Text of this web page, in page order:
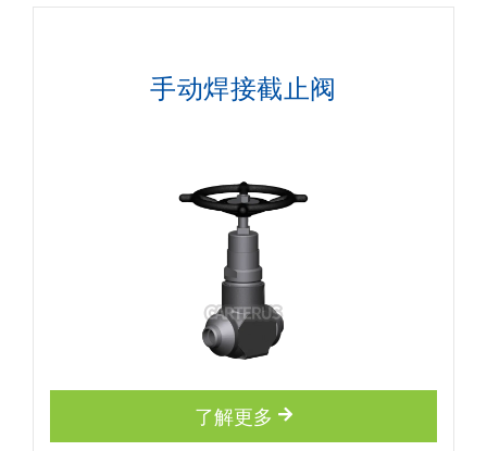
手动焊接截止阀
了解更多